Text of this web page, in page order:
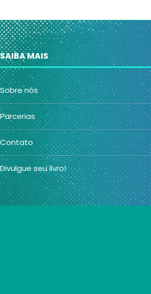
SAIBA MAIS
Sobre nós
Parcerias
Contato
Divulgue seu livro!